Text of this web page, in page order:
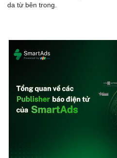
Thông tin doanh nghiệp
Doanh nghiệp 24h
Doanh nhân
da từ bên trong.